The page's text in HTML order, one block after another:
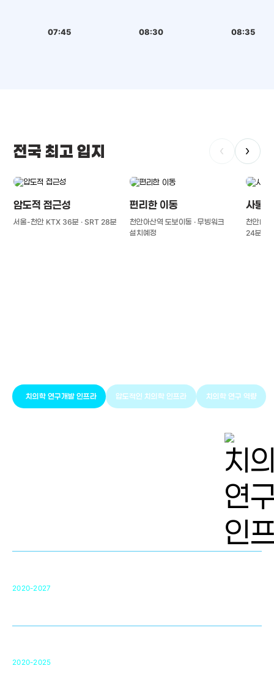
07:45 08:30 08:35
전국 최고 입지 ‹ ›
압도적 접근성
서울-천안 KTX 36분 · SRT 28분
편리한 이동
천안아산역 도보이동 · 무빙워크
설치예정
사통
천안IC(
24분
치의학 연구개발 인프라 압도적인 치의학 인프라 치의학 연구 역량
2020-2027
2020-2025